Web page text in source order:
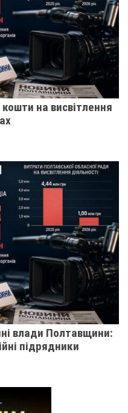
на висвітлення
влади Полтавщини:
підрядники